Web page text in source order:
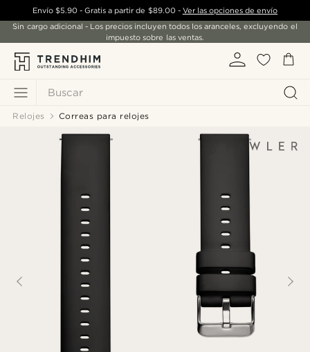
Buscar
Envío $5.90- Gratis a partir de $89.00- Ver las opciones de envío
Sin cargo adicional - Los precios incluyen todos los aranceles, excluyendo el
impuesto sobre las ventas.
Relojes Correas para relojes